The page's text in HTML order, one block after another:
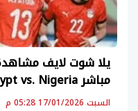
يلا شوت لايف
مباشر Egypt vs. Nigeria
السبت 17/01/2026 05:28 م